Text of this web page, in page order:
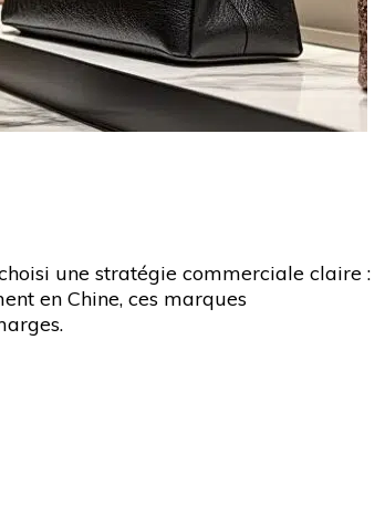
une stratégie commerciale claire :
en Chine, ces marques